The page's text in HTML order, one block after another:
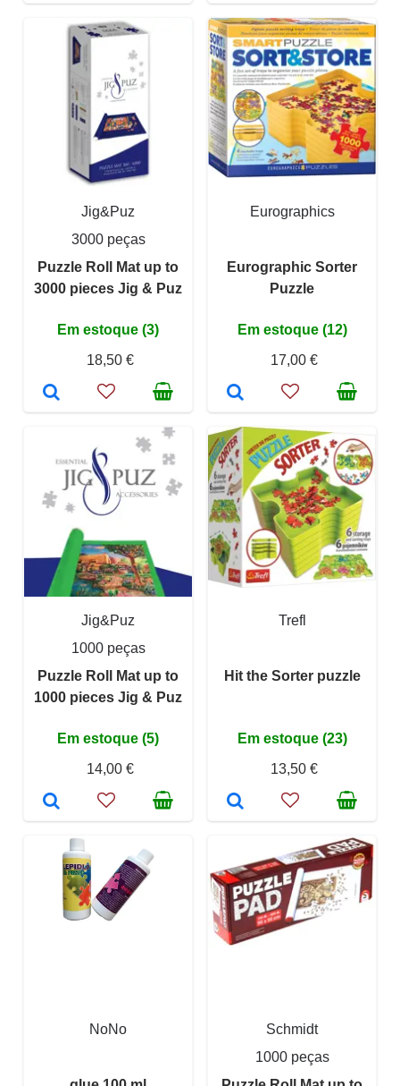
Jig&Puz
3000 peças
Puzzle Roll Mat up to
3000 pieces Jig & Puz
Em estoque (3)
18,50 €
Eurographics
Eurographic Sorter
Puzzle
Em estoque (12)
17,00 €
Jig&Puz
1000 peças
Puzzle Roll Mat up to
1000 pieces Jig & Puz
Em estoque (5)
14,00 €
Trefl
Hit the Sorter puzzle
Em estoque (23)
13,50 €
NoNo
Schmidt
1000 peças